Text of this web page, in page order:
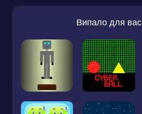
Випало для вас